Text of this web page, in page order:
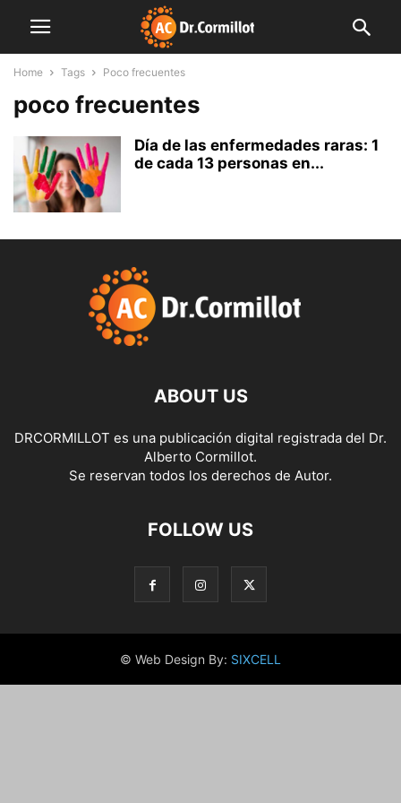
Home Tags Poco frecuentes
poco frecuentes
Día de las enfermedades raras: 1
de cada 13 personas en...
ABOUT US
DRCORMILLOT es una publicación digital registrada del Dr.
Alberto Cormillot.
Se reservan todos los derechos de Autor.
FOLLOW US
© Web Design By: SIXCELL